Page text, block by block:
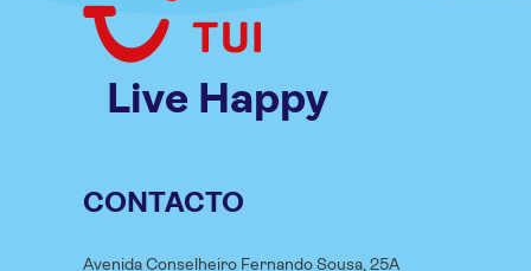
Live Happy
CONTACTO
Avenida Conselheiro Fernando Sousa, 25A